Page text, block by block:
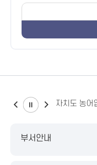
전북특별자치도 농
부서안내